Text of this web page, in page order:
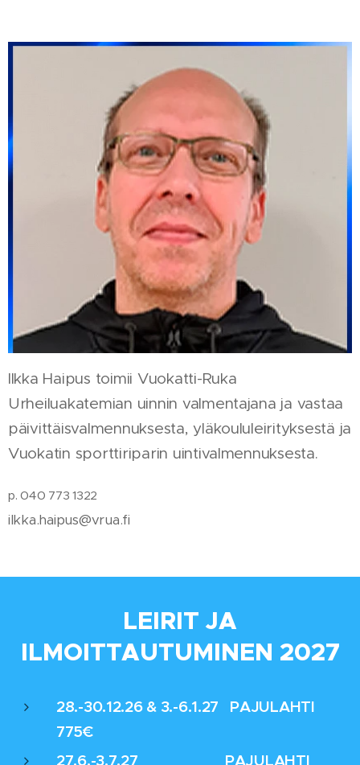
Ilkka Haipus toimii Vuokatti-Ruka
Urheiluakatemian uinnin valmentajana ja vastaa
päivittäisvalmennuksesta, yläkoululeirityksestä ja
Vuokatin sporttiriparin uintivalmennuksesta.
p. 040 773 1322
ilkka.haipus@vrua.fi
LEIRIT JA
ILMOITTAUTUMINEN 2027
28.-30.12.26 & 3.-6.1.27 PAJULAHTI
775€
27.6.-3.7.27 PAJULAHTI